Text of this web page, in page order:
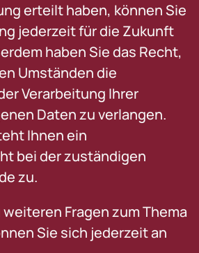
erteilt haben, können Sie
jederzeit für die Zukunft
haben Sie das Recht,
Umständen die
Verarbeitung Ihrer
Daten zu verlangen.
Ihnen ein
bei der zuständigen
zu.
Fragen zum Thema
Sie sich jederzeit an